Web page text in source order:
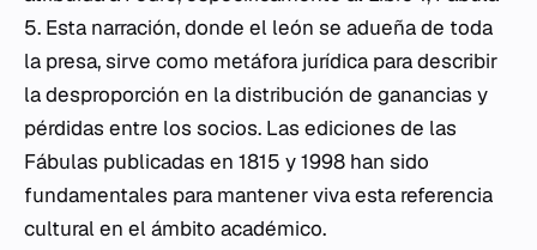
5. Esta narración, donde el león se adueña de toda
la presa, sirve como metáfora jurídica para describir
la desproporción en la distribución de ganancias y
pérdidas entre los socios. Las ediciones de las
Fábulas publicadas en 1815 y 1998 han sido
fundamentales para mantener viva esta referencia
cultural en el ámbito académico.